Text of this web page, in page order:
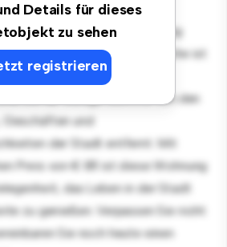
Details für dieses
zu sehen
registrieren
bietet einen stilvollen und
Die offene Raumaufteilung
Gäste, und die elegante Küche ist
ausgestattet. Dank der
Sie nur wenige Schritte von den
und
der Stadt entfernt. Mit
Preis von € 811 ist diese Wohnung
das Leben in der Stadt
zu genießen. Verpassen Sie nicht
Sie noch heute einen